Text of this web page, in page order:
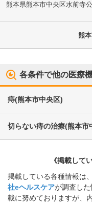
熊本県熊本市中央区水前寺
熊
各条件で他の医療
痔(熊本市中央区)
切らない痔の治療(熊本市
《掲載して
掲載している各種情報は
社eヘルスケアが調査し
載に努めておりますが、